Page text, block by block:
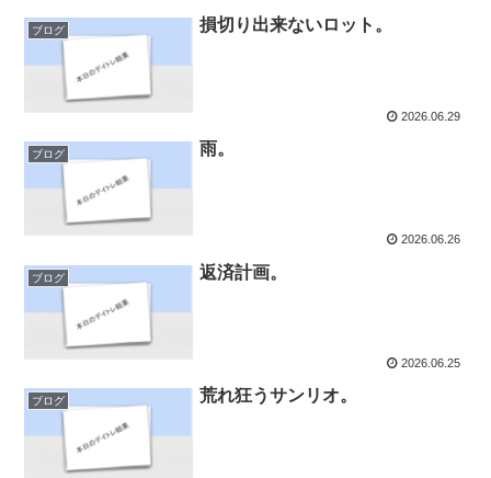
ブログ 損切り出来ないロット。
2026.06.29
ブログ 雨。
2026.06.26
ブログ 返済計画。
2026.06.25
ブログ 荒れ狂うサンリオ。